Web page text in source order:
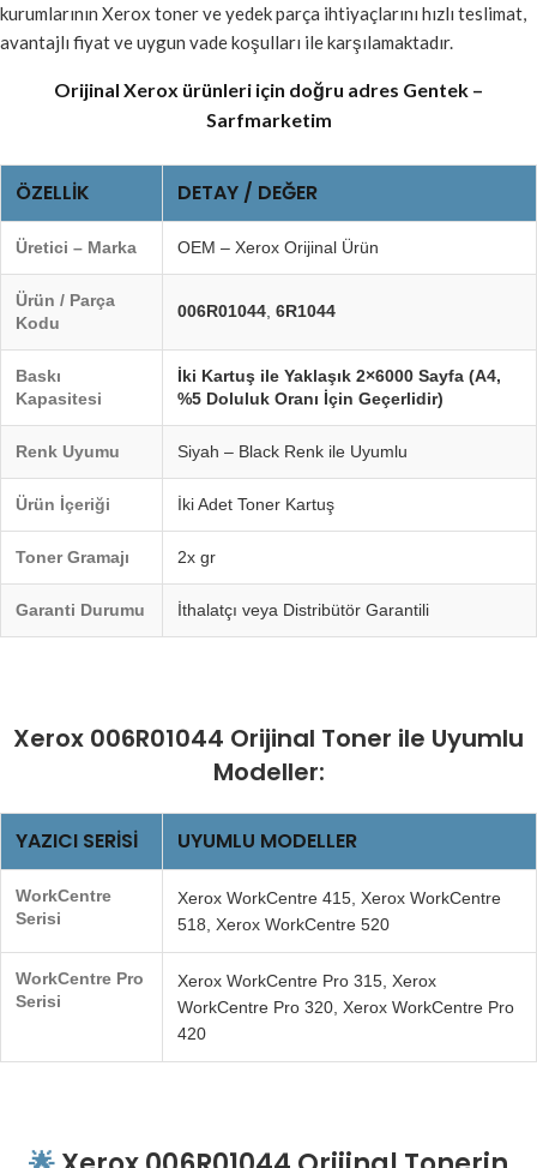
kurumlarının Xerox toner ve yedek parça ihtiyaçlarını hızlı teslimat,
avantajlı fiyat ve uygun vade koşulları ile karşılamaktadır.
Orijinal Xerox ürünleri için doğru adres Gentek –
Sarfmarketim
ÖZELLIK DETAY / DEĞER
Üretici – Marka OEM – Xerox Orijinal Ürün
Ürün / Parça
Kodu
006R01044 6R1044
Baskı
Kapasitesi
İki Kartuş ile Yaklaşık 2×6000 Sayfa (A4,
%5 Doluluk Oranı İçin Geçerlidir)
Renk Uyumu Siyah – Black Renk ile Uyumlu
Ürün İçeriği İki Adet Toner Kartuş
Toner Gramajı 2x gr
Garanti Durumu İthalatçı veya Distribütör Garantili
Xerox 006R01044 Orijinal Toner ile Uyumlu
Modeller:
YAZICI SERISI UYUMLU MODELLER
WorkCentre
Serisi
Xerox WorkCentre 415, Xerox WorkCentre
518, Xerox WorkCentre 520
WorkCentre Pro
Serisi
Xerox WorkCentre Pro 315, Xerox
WorkCentre Pro 320, Xerox WorkCentre Pro
420